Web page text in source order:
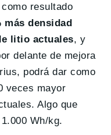
resultado
más densidad
litio actuales, y
delante de mejora
podrá dar como
veces mayor
Algo que
Wh/kg.